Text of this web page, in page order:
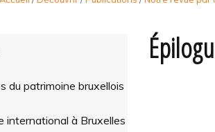
du patrimoine bruxellois
international à Bruxelles